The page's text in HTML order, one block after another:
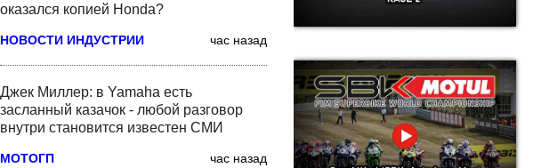
оказался копией Honda?
НОВОСТИ ИНДУСТРИИ час назад
Джек Миллер: в Yamaha есть
засланный казачок - любой разговор
внутри становится известен СМИ
МОТОГП час назад